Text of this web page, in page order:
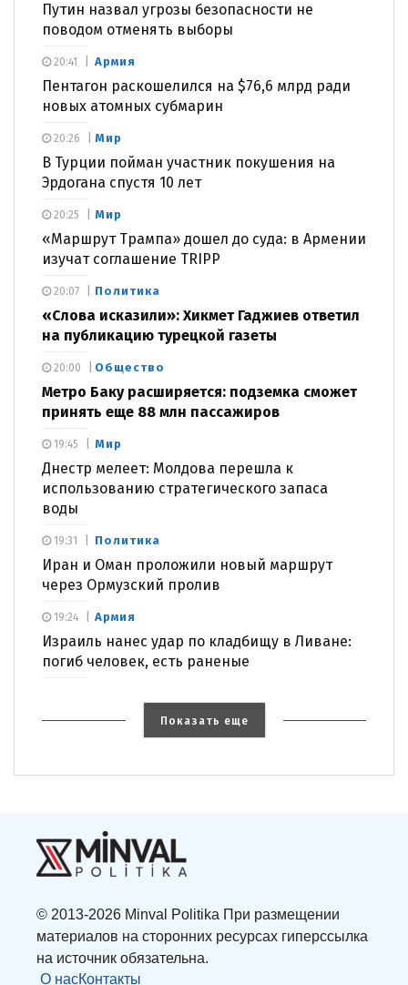
Путин назвал угрозы безопасности не
поводом отменять выборы
Армия
Пентагон раскошелился на $76,6 млрд ради
новых атомных субмарин
20:41
Мир
В Турции пойман участник покушения на
Эрдогана спустя 10 лет
20:26
Мир
«Маршрут Трампа» дошел до суда: в Армении
изучат соглашение TRIPP
20:25
Политика
«Слова исказили»: Хикмет Гаджиев ответил
на публикацию турецкой газеты
20:07
Общество
Метро Баку расширяется: подземка сможет
принять еще 88 млн пассажиров
20:00
Мир
Днестр мелеет: Молдова перешла к
использованию стратегического запаса
воды
19:45
Политика
Иран и Оман проложили новый маршрут
через Ормузский пролив
19:31
Армия
Израиль нанес удар по кладбищу в Ливане:
погиб человек, есть раненые
19:24
Показать еще
© 2013-2026 Minval Politika При размещении
материалов на сторонних ресурсах гиперссылка
на источник обязательна.
О насКонтакты